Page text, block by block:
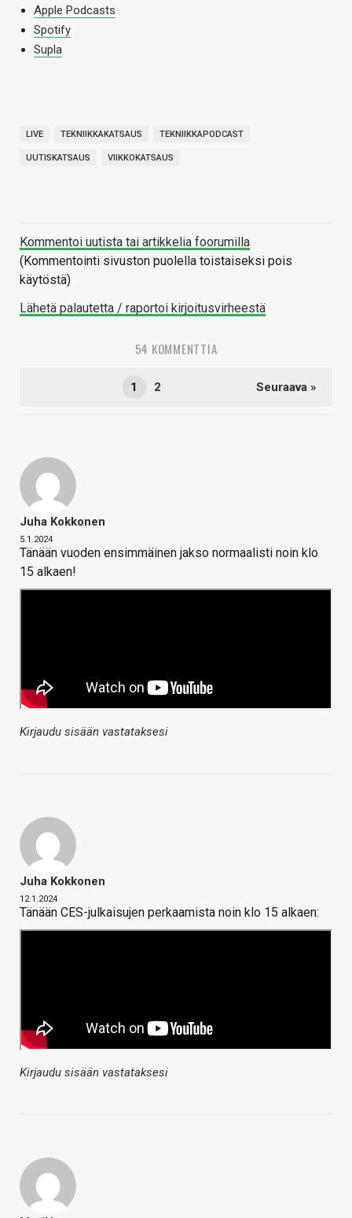
Apple Podcasts
Spotify
Supla
LIVE TEKNIIKKAKATSAUS TEKNIIKKAPODCAST
UUTISKATSAUS VIIKKOKATSAUS
Kommentoi uutista tai artikkelia foorumilla
(Kommentointi sivuston puolella toistaiseksi pois
käytöstä)
Lähetä palautetta / raportoi kirjoitusvirheestä
54 KOMMENTTIA
1 2 Seuraava »
Juha Kokkonen
5.1.2024
Tänään vuoden ensimmäinen jakso normaalisti noin klo
15 alkaen!
Kirjaudu sisään vastataksesi
Juha Kokkonen
12.1.2024
Tänään CES-julkaisujen perkaamista noin klo 15 alkaen:
Kirjaudu sisään vastataksesi